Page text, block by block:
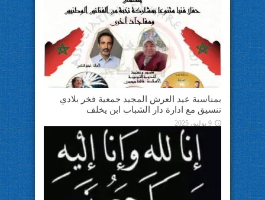
بمناسبة عيد العرش المجيد جمعية فخر بلادي
تنسيق مع ادارة دار الشباب ابن يخلف
9 يوليو، 2025